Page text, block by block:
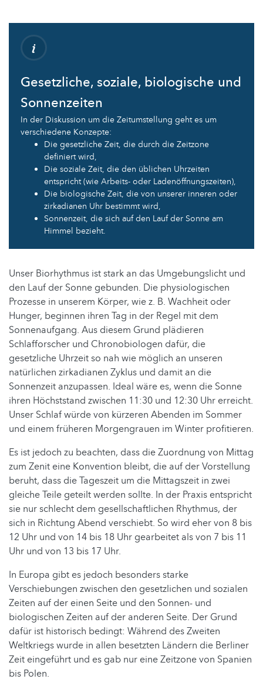
Gesetzliche, soziale, biologische und
Sonnenzeiten
In der Diskussion um die Zeitumstellung geht es um
verschiedene Konzepte:
Die gesetzliche Zeit, die durch die Zeitzone
definiert wird,
Die soziale Zeit, die den üblichen Uhrzeiten
entspricht (wie Arbeits- oder Ladenöffnungszeiten),
Die biologische Zeit, die von unserer inneren oder
zirkadianen Uhr bestimmt wird,
Sonnenzeit, die sich auf den Lauf der Sonne am
Himmel bezieht.
Unser Biorhythmus ist stark an das Umgebungslicht und
den Lauf der Sonne gebunden. Die physiologischen
Prozesse in unserem Körper, wie z. B. Wachheit oder
Hunger, beginnen ihren Tag in der Regel mit dem
Sonnenaufgang. Aus diesem Grund plädieren
Schlafforscher und Chronobiologen dafür, die
gesetzliche Uhrzeit so nah wie möglich an unseren
natürlichen zirkadianen Zyklus und damit an die
Sonnenzeit anzupassen. Ideal wäre es, wenn die Sonne
ihren Höchststand zwischen 11:30 und 12:30 Uhr erreicht.
Unser Schlaf würde von kürzeren Abenden im Sommer
und einem früheren Morgengrauen im Winter profitieren.
Es ist jedoch zu beachten, dass die Zuordnung von Mittag
zum Zenit eine Konvention bleibt, die auf der Vorstellung
beruht, dass die Tageszeit um die Mittagszeit in zwei
gleiche Teile geteilt werden sollte. In der Praxis entspricht
sie nur schlecht dem gesellschaftlichen Rhythmus, der
sich in Richtung Abend verschiebt. So wird eher von 8 bis
12 Uhr und von 14 bis 18 Uhr gearbeitet als von 7 bis 11
Uhr und von 13 bis 17 Uhr.
In Europa gibt es jedoch besonders starke
Verschiebungen zwischen den gesetzlichen und sozialen
Zeiten auf der einen Seite und den Sonnen- und
biologischen Zeiten auf der anderen Seite. Der Grund
dafür ist historisch bedingt: Während des Zweiten
Weltkriegs wurde in allen besetzten Ländern die Berliner
Zeit eingeführt und es gab nur eine Zeitzone von Spanien
bis Polen.